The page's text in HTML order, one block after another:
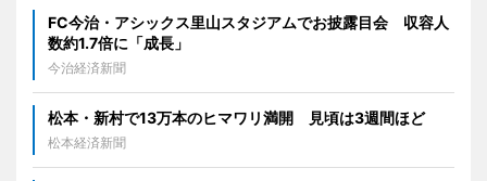
FC今治・アシックス里山スタジアムでお披露目会 収容人
数約1.7倍に「成長」
今治経済新聞
松本・新村で13万本のヒマワリ満開 見頃は3週間ほど
松本経済新聞